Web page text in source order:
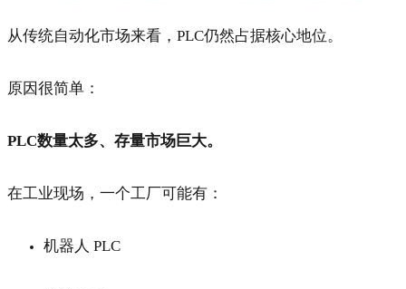
从传统自动化市场来看，PLC仍然占据核心地位。
原因很简单：
PLC数量太多、存量市场巨大。
在工业现场，一个工厂可能有：
机器人 PLC